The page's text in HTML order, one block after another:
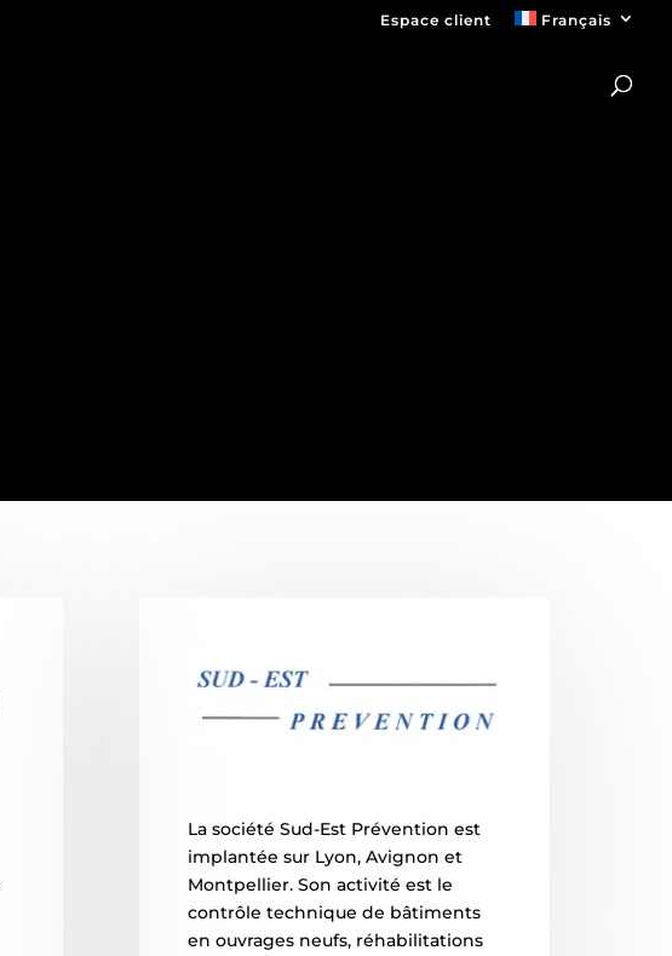
Espace client Français
La société Sud-Est Prévention est
implantée sur Lyon, Avignon et
Montpellier. Son activité est le
contrôle technique de bâtiments
en ouvrages neufs, réhabilitations